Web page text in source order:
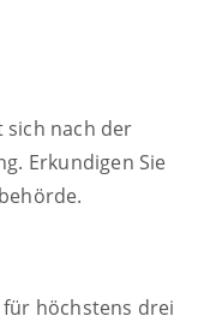
nach der
Erkundigen Sie
höchstens drei